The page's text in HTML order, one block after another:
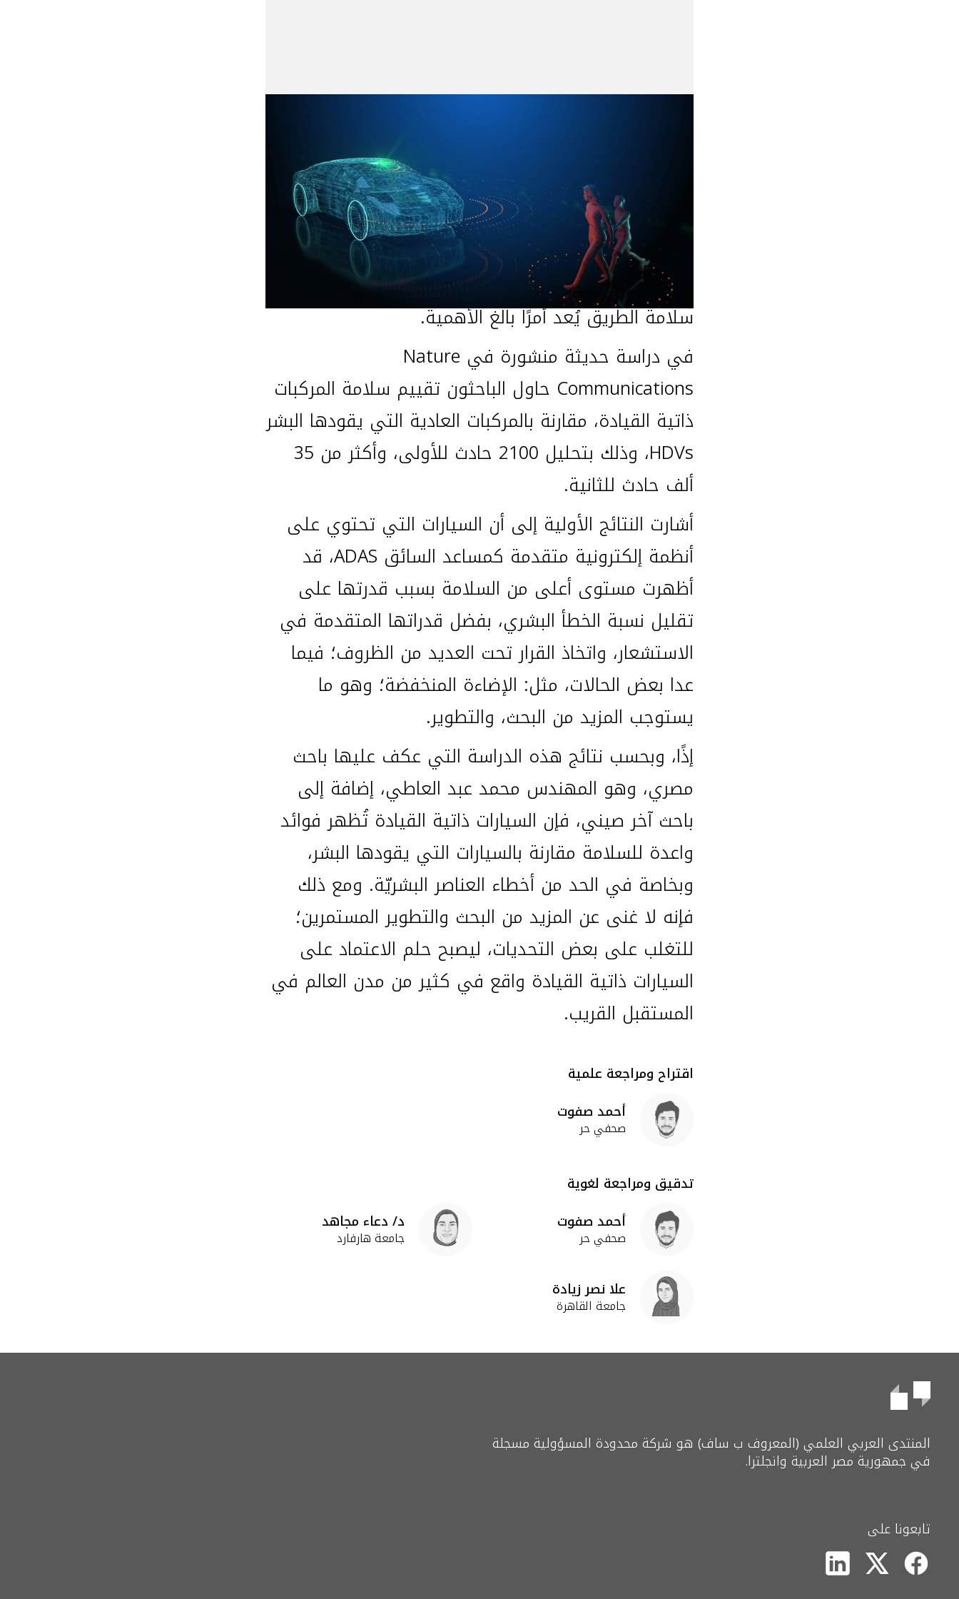
تُمثل المركبات ذاتية القيادة AVs تحولًا كبيرًا في مجال
النقل بسبب ما توفره من رحلات آمنة. ومع تزايد أعداد
هذه المركبات في الحياة اليوميّة، فإن تأثيرها على
سلامة الطريق يُعد أمرًا بالغ الأهمية.
في دراسة حديثة منشورة في Nature
Communications حاول الباحثون تقييم سلامة المركبات
ذاتية القيادة، مقارنة بالمركبات العادية التي يقودها البشر
HDVs، وذلك بتحليل 2100 حادث للأولى، وأكثر من 35
ألف حادث للثانية.
أشارت النتائج الأولية إلى أن السيارات التي تحتوي على
أنظمة إلكترونية متقدمة كمساعد السائق ADAS، قد
أظهرت مستوى أعلى من السلامة بسبب قدرتها على
تقليل نسبة الخطأ البشري، بفضل قدراتها المتقدمة في
الاستشعار، واتخاذ القرار تحت العديد من الظروف؛ فيما
عدا بعض الحالات، مثل: الإضاءة المنخفضة؛ وهو ما
يستوجب المزيد من البحث، والتطوير.
إذًا، وبحسب نتائج هذه الدراسة التي عكف عليها باحث
مصري، وهو المهندس محمد عبد العاطي، إضافة إلى
باحث آخر صيني، فإن السيارات ذاتية القيادة تُظهر فوائد
واعدة للسلامة مقارنة بالسيارات التي يقودها البشر،
وبخاصة في الحد من أخطاء العناصر البشريّة. ومع ذلك
فإنه لا غنى عن المزيد من البحث والتطوير المستمرين؛
للتغلب على بعض التحديات، ليصبح حلم الاعتماد على
السيارات ذاتية القيادة واقع في كثير من مدن العالم في
المستقبل القريب.
اقتراح ومراجعة علمية
أحمد صفوت
صحفي حر
تدقيق ومراجعة لغوية
أحمد صفوت
صحفي حر
د/ دعاء مجاهد
جامعة هارفارد
علا نصر زيادة
جامعة القاهرة
المنتدى العربي العلمي (المعروف ب ساف) هو شركة محدودة المسؤولية مسجلة
في جمهورية مصر العربية وانجلترا.
تابعونا على